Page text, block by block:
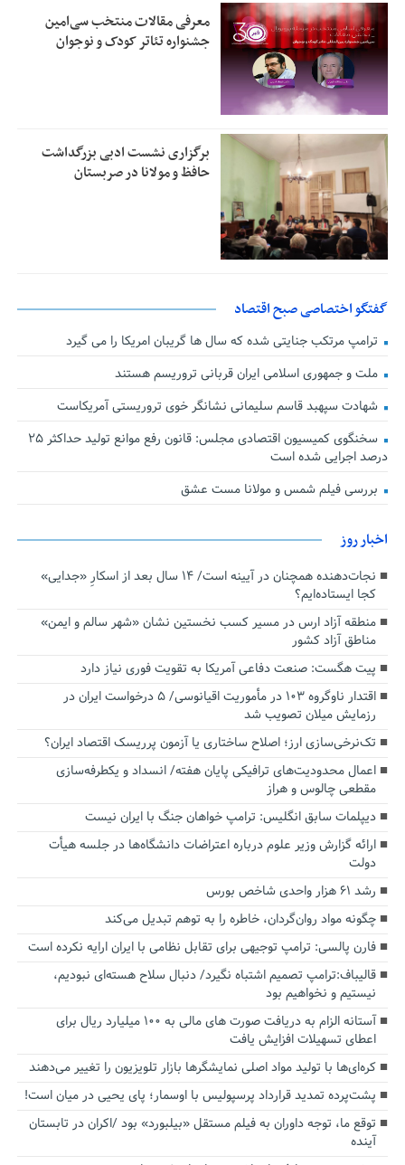
معرفی مقالات منتخب سی‌امین
جشنواره تئاتر کودک و نوجوان
برگزاری نشست ادبی بزرگداشت
حافظ و مولانا در صربستان
گفتگو اختصاصی صبح اقتصاد
ترامپ مرتکب جنایتی شده که سال ها گریبان امریکا را می گیرد
ملت و جمهوری اسلامی ایران قربانی تروریسم هستند
شهادت سپهبد قاسم سلیمانی نشانگر خوی تروریستی آمریکاست
سخنگوی کمیسیون اقتصادی مجلس: قانون رفع موانع تولید حداکثر ۲۵
درصد اجرایی شده است
بررسی فیلم شمس و مولانا مست عشق
اخبار روز
نجات‌دهنده‌ همچنان در آیینه است/ ۱۴ سال بعد از اسکارِ «جدایی»
کجا ایستاده‌ایم؟
منطقه آزاد ارس در مسیر کسب نخستین نشان «شهر سالم و ایمن»
مناطق آزاد کشور
پیت هگست: صنعت دفاعی آمریکا به تقویت فوری نیاز دارد
اقتدار ناوگروه ۱۰۳ در مأموریت‌ اقیانوسی/ ۵ درخواست ایران در
رزمایش میلان تصویب شد
تک‌نرخی‌سازی ارز؛ اصلاح ساختاری یا آزمون پرریسک اقتصاد ایران؟
اعمال محدودیت‌های ترافیکی پایان هفته/ انسداد و یکطرفه‌سازی
مقطعی چالوس و هراز
دیپلمات سابق انگلیس:‌ ترامپ خواهان جنگ با ایران نیست
ارائه گزارش وزیر علوم درباره اعتراضات دانشگاه‌ها در جلسه هیأت
دولت
رشد ۶۱ هزار واحدی شاخص بورس
چگونه مواد روان‌گردان، خاطره را به توهم تبدیل می‌کند
فارن پالسی: ترامپ توجیهی برای تقابل نظامی با ایران ارایه نکرده است
قالیباف:ترامپ تصمیم اشتباه نگیرد/ دنبال سلاح هسته‌ای نبودیم،
نیستیم و نخواهیم بود
آستانه الزام به دریافت صورت های مالی به ۱۰۰ میلیارد ریال برای
اعطای تسهیلات افزایش یافت
کره‌ای‌ها با تولید مواد اصلی نمایشگرها بازار تلویزیون را تغییر می‌دهند
پشت‌پرده تمدید قرارداد پرسپولیس با اوسمار؛ پای یحیی در میان است!
توقع ما، توجه داوران به فیلم مستقل «بیلبورد» بود /اکران در تابستان
آینده